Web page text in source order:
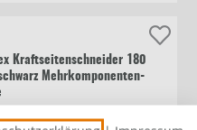
Kraftseitenschneider 180
Mehrkomponenten-